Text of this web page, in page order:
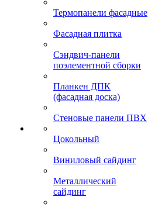
Термопанели фасадные
Фасадная плитка
Сэндвич-панели
поэлементной сборки
Планкен ДПК
(фасадная доска)
Стеновые панели ПВХ
Цокольный
Виниловый сайдинг
Металлический
сайдинг